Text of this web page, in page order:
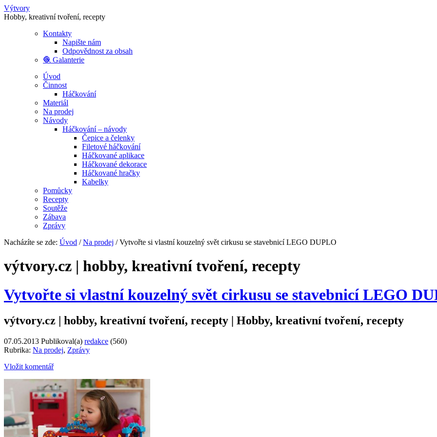
Výtvory
Hobby, kreativní tvoření, recepty
Kontakty
Napište nám
Odpovědnost za obsah
🧶 Galanterie
Úvod
Činnost
Háčkování
Materiál
Na prodej
Návody
Háčkování – návody
Čepice a čelenky
Filetové háčkování
Háčkované aplikace
Háčkované dekorace
Háčkované hračky
Kabelky
Pomůcky
Recepty
Soutěže
Zábava
Zprávy
Nacházíte se zde: Úvod /Na prodej / Vytvořte si vlastní kouzelný svět cirkusu se stavebnicí LEGO DUPLO
výtvory.cz | hobby, kreativní tvoření, recepty
Vytvořte si vlastní kouzelný svět cirkusu se stavebnicí LEGO
výtvory.cz | hobby, kreativní tvoření, recepty | Hobby, kreativní tvoření, recepty
07.05.2013 Publikoval(a) redakce (560)
Rubrika: Na prodej, Zprávy
Vložit komentář